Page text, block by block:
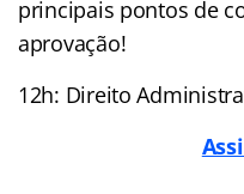
principais pontos de
aprovação!
12h: Direito